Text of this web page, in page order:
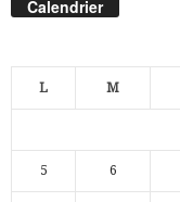
Calendrier
L M
5 6